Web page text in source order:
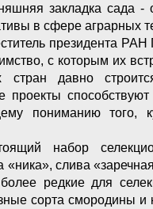
закладка сада -
в сфере аграрных
президента
с которым их
стран давно
пониманию того,
набор
«ника», слива
редкие для
сорта смородины